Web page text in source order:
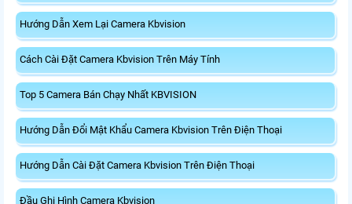
Hướng Dẫn Xem Lại Camera Kbvision
Cách Cài Đặt Camera Kbvision Trên Máy Tính
Top 5 Camera Bán Chạy Nhất KBVISION
Hướng Dẫn Đổi Mật Khẩu Camera Kbvision Trên Điện Thoại
Hướng Dẫn Cài Đặt Camera Kbvision Trên Điện Thoại
Đầu Ghi Hình Camera Kbvision